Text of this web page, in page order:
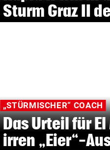
Sturm Graz II
„STÜRMISCHER“ COACH
Das Urteil für
irren „Eier“-